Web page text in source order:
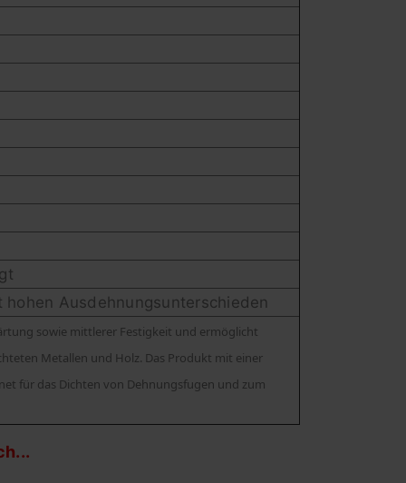
Ausdehnungsunterschieden
sowie mittlerer Festigkeit und ermöglicht
Metallen und Holz. Das Produkt mit einer
für das Dichten von Dehnungsfugen und zum